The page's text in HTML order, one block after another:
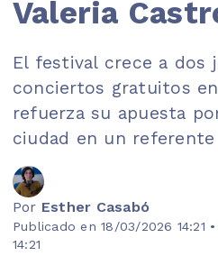
Valeria
El festival crece a dos
conciertos gratuitos
refuerza su apuesta
ciudad en un
Por Esther Casabó
Publicado en 18/03/2026 14:21
14:21